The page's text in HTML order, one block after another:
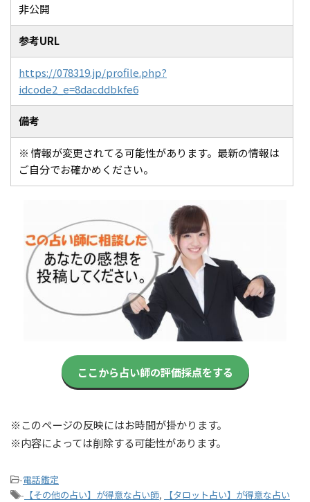
非公開
参考URL
https://078319.jp/profile.php?
idcode2_e=8dacddbkfe6
備考
※ 情報が変更されてる可能性があります。最新の情報は
ご自分でお確かめください。
ここから占い師の評価採点をする
※このページの反映にはお時間が掛かります。
※内容によっては削除する可能性があります。
-電話鑑定
- 【その他の占い】が得意な占い師,
【タロット占い】が得意な占い